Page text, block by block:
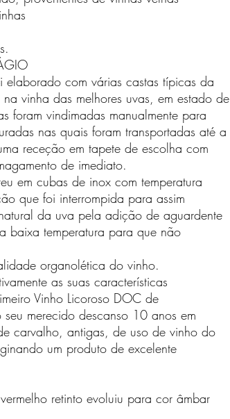
elaborado com várias castas típicas da
vinha das melhores uvas, em estado de
foram vindimadas manualmente para
nas quais foram transportadas até a
receção em tapete de escolha com
de imediato.
em cubas de inox com temperatura
que foi interrompida para assim
da uva pela adição de aguardente
baixa temperatura para que não
organolética do vinho.
as suas características
Vinho Licoroso DOC de
seu merecido descanso 10 anos em
carvalho, antigas, de uso de vinho do
um produto de excelente
retinto evoluiu para cor âmbar